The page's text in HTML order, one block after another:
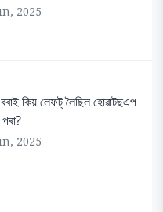
2025
কিয় লেফট্ লৈছিল হোৱাটছএপ
2025